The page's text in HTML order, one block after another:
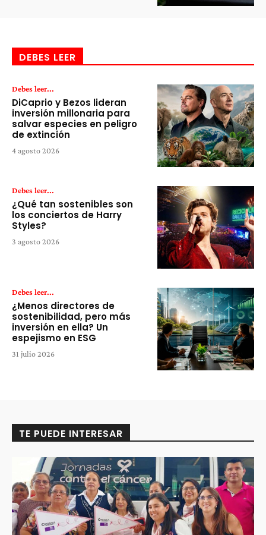
DEBES LEER
Debes leer...
DiCaprio y Bezos lideran
inversión millonaria para
salvar especies en peligro
de extinción
4 agosto 2026
Debes leer...
¿Qué tan sostenibles son
los conciertos de Harry
Styles?
3 agosto 2026
Debes leer...
¿Menos directores de
sostenibilidad, pero más
inversión en ella? Un
espejismo en ESG
31 julio 2026
TE PUEDE INTERESAR